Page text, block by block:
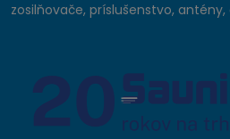
zosilňovače, príslušenstvo,